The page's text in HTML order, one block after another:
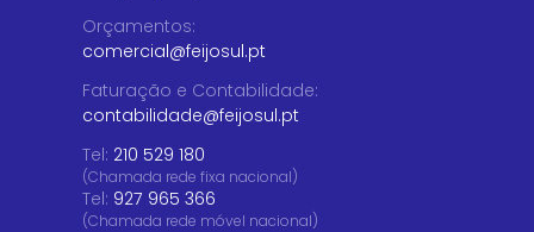
Orçamentos:
comercial@feijosul.pt
Faturação e Contabilidade:
contabilidade@feijosul.pt
Tel: 210 529 180
(Chamada rede fixa nacional)
Tel: 927 965 366
(Chamada rede móvel nacional)